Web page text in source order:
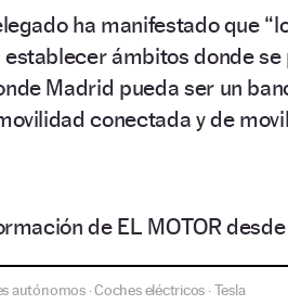
ha manifestado que
ámbitos donde se
Madrid pueda ser un
conectada y de
de EL MOTOR desde
autónomos·Coches eléctricos ·Tesla